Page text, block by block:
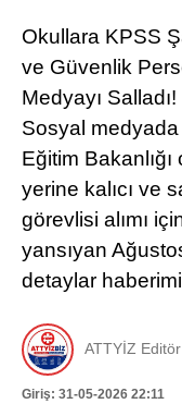
STK
İLANLAR
TERCİH ROBOTU
Okullara KPSS
ve Güvenlik
Medyayı Salladı!
Sosyal
Eğitim
yerine kalıcı ve
görevlisi alımı
yansıyan
detaylar
ATTYİZ
Giriş: 31-05-2026 22:11